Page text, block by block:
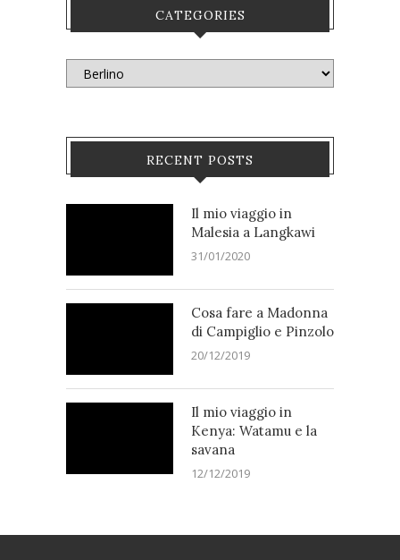
CATEGORIES
RECENT POSTS
Il mio viaggio in
Malesia a Langkawi
31/01/2020
Cosa fare a Madonna
di Campiglio e Pinzolo
20/12/2019
Il mio viaggio in
Kenya: Watamu e la
savana
12/12/2019